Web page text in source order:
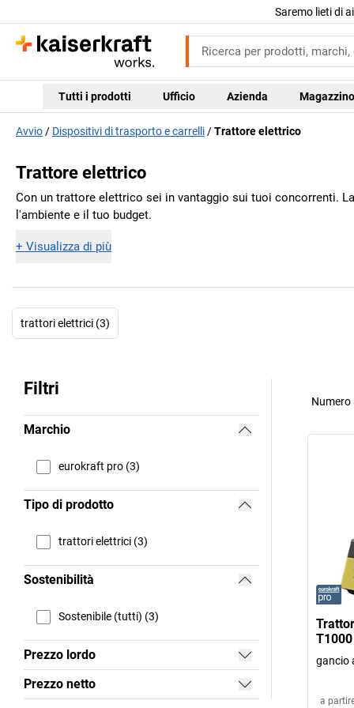
Saremo lieti di
Tutti i prodotti Ufficio Azienda Magazzino
Avvio Dispositivi di trasporto e carrelli Trattore elettrico
Trattore elettrico
Con un trattore elettrico sei in vantaggio sui tuoi concorrenti.
l'ambiente e il tuo budget.
+ Visualizza di più
trattori elettrici (3)
Filtri
Marchio
eurokraft pro (3)
Tipo di prodotto
trattori elettrici (3)
Sostenibilità
Sostenibile (tutti) (3)
Prezzo lordo
Prezzo netto
gancio
a